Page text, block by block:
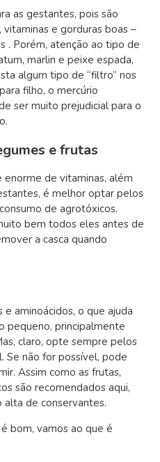
as gestantes, pois são
e gorduras boas –
. Porém, atenção ao tipo de
marlin e peixe espada,
algum tipo de “filtro” nos
filho, o mercúrio
ser muito prejudicial para o
e frutas
de vitaminas, além
é melhor optar pelos
de agrotóxicos.
bem todos eles antes de
a casca quando
aminoácidos, o que ajuda
pequeno, principalmente
claro, opte sempre pelos
Se não for possível, pode
Assim como as frutas,
são recomendados aqui,
alta de conservantes.
bom, vamos ao que é